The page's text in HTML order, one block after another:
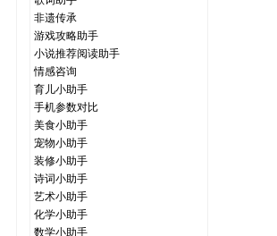
非遗传承
游戏攻略助手
小说推荐阅读助手
情感咨询
育儿小助手
手机参数对比
美食小助手
宠物小助手
装修小助手
诗词小助手
艺术小助手
化学小助手
数学小助手